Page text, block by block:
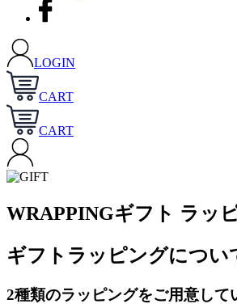
LOGIN
CART
CART
WRAPPINGギフト ラッ
ギフトラッピングについ
2種類のラッピングをご用意して